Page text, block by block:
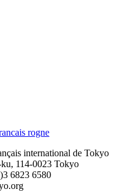
international de Tokyo
114-0023 Tokyo
6823 6580